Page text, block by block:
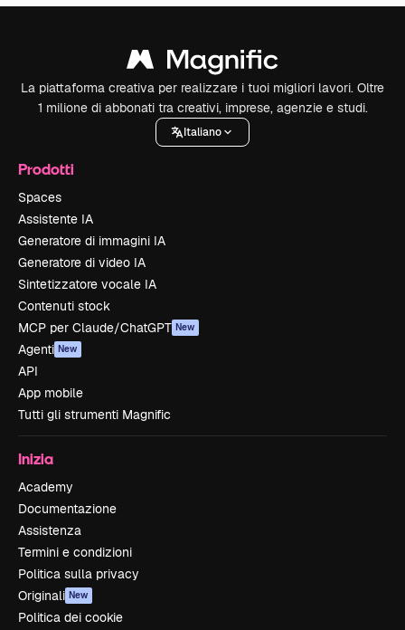
La piattaforma creativa per realizzare i tuoi migliori lavori. Oltre
1 milione di abbonati tra creativi, imprese, agenzie e studi.
Italiano
Prodotti
Spaces
Assistente IA
Generatore di immagini IA
Generatore di video IA
Sintetizzatore vocale IA
Contenuti stock
MCP per Claude/ChatGPT New
Agenti New
API
App mobile
Tutti gli strumenti Magnific
Inizia
Academy
Documentazione
Assistenza
Termini e condizioni
Politica sulla privacy
Originali New
Politica dei cookie